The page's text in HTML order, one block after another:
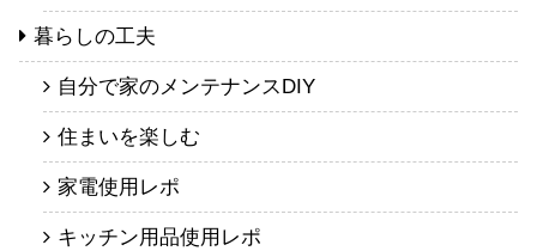
暮らしの工夫
自分で家のメンテナンスDIY
住まいを楽しむ
家電使用レポ
キッチン用品使用レポ